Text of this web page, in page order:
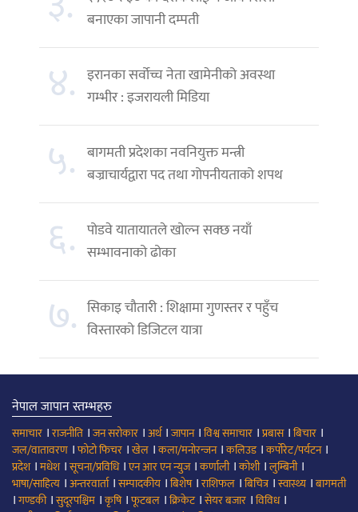
बनाएका जापानी दम्पती
४. इरानका सर्वोच्च नेता खामेनीको अवस्था
गम्भीर : इजरायली मिडिया
५. बागमती प्रदेशका नवनियुक्त मन्त्री
बज्राचार्यद्वारा पद तथा गोपनीयताको शपथ
६. पोडवे यातायातले खोल्न सक्छ नयाँ
सम्भावनाको ढोका
७. सिकाइ चौतारी : शिक्षामा गुणस्तर र पहुँच
विस्तारको डिजिटल यात्रा
नेपाल जापान स्तम्भहरु
समाचार ।राजनीति ।जन सरोकार ।अर्थ।जापान।विश्व समाचार ।प्रबास।बिचार ।
जल/वातावरण ।फोटो फिचर ।खेल ।कला/मनोरन्जन।कलिउड।कर्पोरेट/पर्यटन।
प्रदेश।मधेश।सूचना/प्रविधि।एन आर एन न्युज।कर्णाली।कोशी।लुम्बिनी।
भाषा/साहित्य ।अन्तरवार्ता।सम्पादकीय ।बिशेष।राशिफल ।बिचित्र।स्वास्थ्य ।बागमती
।गण्डकी।सुदूरपश्चिम ।कृषि।फूटबल ।क्रिकेट।सेयर बजार ।विविध।